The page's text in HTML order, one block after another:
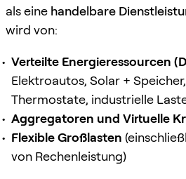
als eine handelbare
wird von:
Verteilte Energieressourcen
Elektroautos, Solar +
Thermostate, industrielle
Aggregatoren und Virtuelle
Flexible Großlasten
von Rechenleistung)